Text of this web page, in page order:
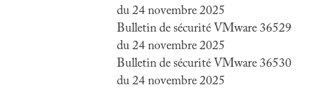
du 24 novembre 2025
Bulletin de sécurité VMware 36529
du 24 novembre 2025
Bulletin de sécurité VMware 36530
du 24 novembre 2025